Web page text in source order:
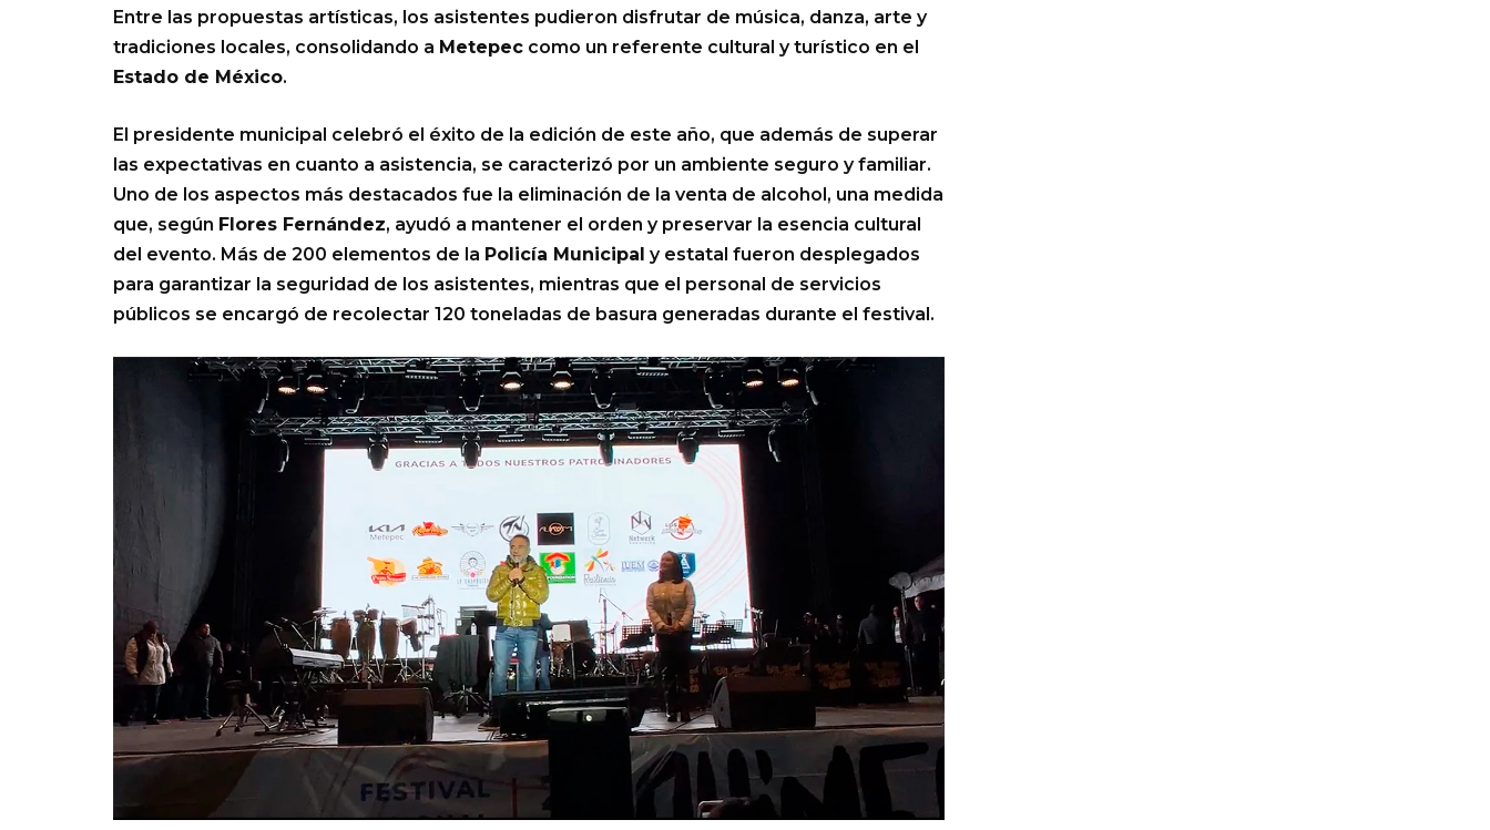
Entre las propuestas artísticas, los asistentes pudieron disfrutar de música, danza, arte y
tradiciones locales, consolidando a Metepec como un referente cultural y turístico en el
Estado de México.
El presidente municipal celebró el éxito de la edición de este año, que además de superar
las expectativas en cuanto a asistencia, se caracterizó por un ambiente seguro y familiar.
Uno de los aspectos más destacados fue la eliminación de la venta de alcohol, una medida
que, según Flores Fernández, ayudó a mantener el orden y preservar la esencia cultural
del evento. Más de 200 elementos de la Policía Municipal y estatal fueron desplegados
para garantizar la seguridad de los asistentes, mientras que el personal de servicios
públicos se encargó de recolectar 120 toneladas de basura generadas durante el festival.